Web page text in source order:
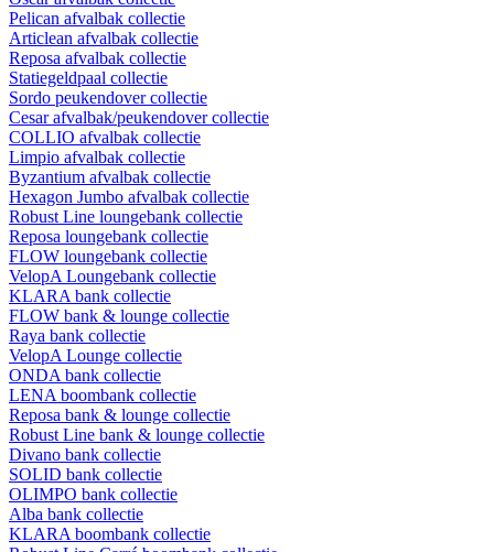
Pelican afvalbak collectie
Articlean afvalbak collectie
Reposa afvalbak collectie
Statiegeldpaal collectie
Sordo peukendover collectie
Cesar afvalbak/peukendover collectie
COLLIO afvalbak collectie
Limpio afvalbak collectie
Byzantium afvalbak collectie
Hexagon Jumbo afvalbak collectie
Robust Line loungebank collectie
Reposa loungebank collectie
FLOW loungebank collectie
VelopA Loungebank collectie
KLARA bank collectie
FLOW bank & lounge collectie
Raya bank collectie
VelopA Lounge collectie
ONDA bank collectie
LENA boombank collectie
Reposa bank & lounge collectie
Robust Line bank & lounge collectie
Divano bank collectie
SOLID bank collectie
OLIMPO bank collectie
Alba bank collectie
KLARA boombank collectie